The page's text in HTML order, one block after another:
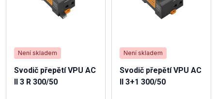
Není skladem
Svodič přepětí VPU AC
II 3 R 300/50
Není skladem
Svodič přepětí VPU AC
II 3+1 300/50